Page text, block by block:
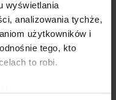
wyświetlania
analizowania tychże,
użytkowników i
tego, kto
to robi.
produktu